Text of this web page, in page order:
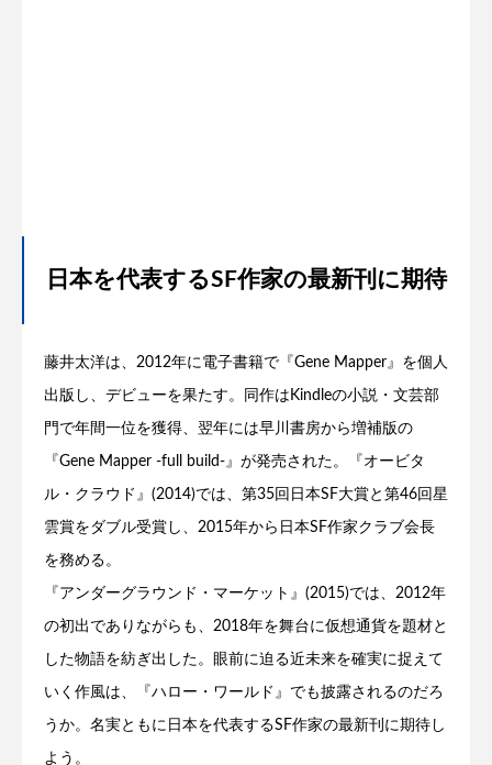
日本を代表するSF作家の最新刊に期待
藤井太洋は、2012年に電子書籍で『Gene Mapper』を個人
出版し、デビューを果たす。同作はKindleの小説・文芸部
門で年間一位を獲得、翌年には早川書房から増補版の
『Gene Mapper -full build-』が発売された。『オービタ
ル・クラウド』(2014)では、第35回日本SF大賞と第46回星
雲賞をダブル受賞し、2015年から日本SF作家クラブ会長
を務める。
『アンダーグラウンド・マーケット』(2015)では、2012年
の初出でありながらも、2018年を舞台に仮想通貨を題材と
した物語を紡ぎ出した。眼前に迫る近未来を確実に捉えて
いく作風は、『ハロー・ワールド』でも披露されるのだろ
うか。名実ともに日本を代表するSF作家の最新刊に期待し
よう。